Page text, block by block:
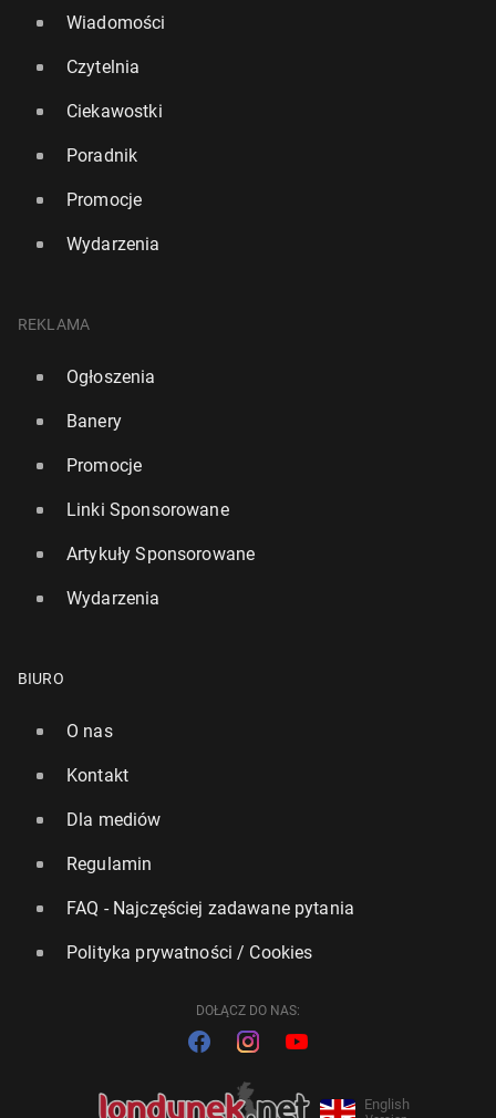
Wiadomości
Czytelnia
Ciekawostki
Poradnik
Promocje
Wydarzenia
REKLAMA
Ogłoszenia
Banery
Promocje
Linki Sponsorowane
Artykuły Sponsorowane
Wydarzenia
BIURO
O nas
Kontakt
Dla mediów
Regulamin
FAQ - Najczęściej zadawane pytania
Polityka prywatności / Cookies
DOŁĄCZ DO NAS:
English